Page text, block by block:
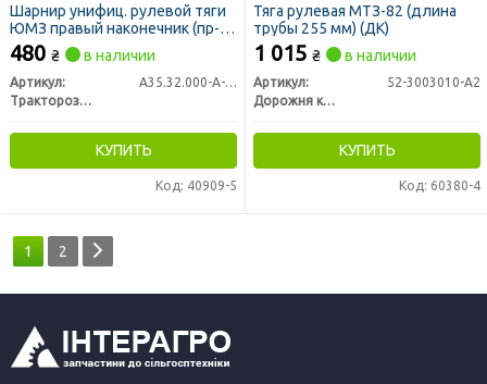
Шарнир унифиц. рулевой тяги
ЮМЗ правый наконечник (пр-во
РЗТ г. Ромны)
480 ₴ в наличии
Артикул:
А35.32.000-А-02
Тракторозапчасть г. Ромны
КУПИТЬ
Код: 40909-5
Тяга рулевая МТЗ-82 (длина
трубы 255 мм) (ДК)
1 015 ₴ в наличии
Артикул:
52-3003010-А2
Дорожня карта
КУПИТЬ
Код: 60380-4
1 2